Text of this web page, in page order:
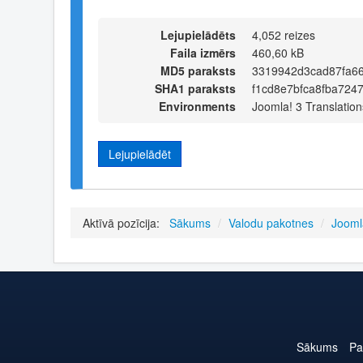
Lejupielādēts
4,052 reizes
Faila izmērs
460,60 kB
MD5 paraksts
SHA1 paraksts
Environments
Joomla! 3
Lejupielādēt
Aktīvā pozīcija: Sākums / Valodu pakotnes /
Sākums